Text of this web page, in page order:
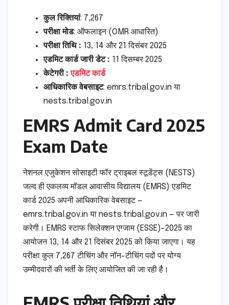
कुल रिक्तियां: 7,267
परीक्षा मोड: ऑफलाइन (OMR आधारित)
परीक्षा तिथि : 13, 14 और 21 दिसंबर 2025
एडमिट कार्ड जारी डेट : 11 दिसम्बर 2025
केटेगरी : एडमिट कार्ड
आधिकारिक वेबसाइट: emrs.tribal.gov.in या
nests.tribal.gov.in
EMRS Admit Card 2025
Exam Date
नेशनल एजुकेशन सोसाइटी फॉर ट्राइबल स्टूडेंट्स (NESTS)
जल्द ही एकलव्य मॉडल आवासीय विद्यालय (EMRS) एडमिट
कार्ड 2025 अपनी आधिकारिक वेबसाइट —
emrs.tribal.gov.in या nests.tribal.gov.in — पर जारी
करेगी। EMRS स्टाफ सिलेक्शन एग्जाम (ESSE)-2025 का
आयोजन 13, 14 और 21 दिसंबर 2025 को किया जाएगा। यह
परीक्षा कुल 7,267 टीचिंग और नॉन-टीचिंग पदों पर योग्य
उम्मीदवारों की भर्ती के लिए आयोजित की जा रही है।